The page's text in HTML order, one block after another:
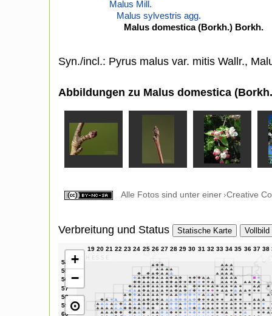
Malus Mill.
Malus sylvestris agg.
Malus domestica (Borkh.) Borkh.
Syn./incl.: Pyrus malus var. mitis Wallr.,
Abbildungen zu Malus domestica
Alle Fotos sind unter einer Creative
Verbreitung und Status Statische Karte Vollbild
+
−
⊙